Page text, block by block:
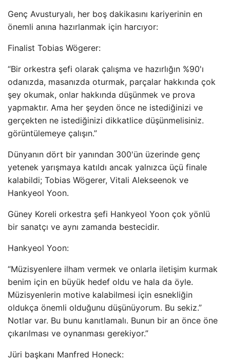
Genç Avusturyalı, her boş dakikasını kariyerinin en
önemli anına hazırlanmak için harcıyor:
Finalist Tobias Wögerer:
“Bir orkestra şefi olarak çalışma ve hazırlığın %90'ı
odanızda, masanızda oturmak, parçalar hakkında çok
şey okumak, onlar hakkında düşünmek ve prova
yapmaktır. Ama her şeyden önce ne istediğinizi ve
gerçekten ne istediğinizi dikkatlice düşünmelisiniz.
görüntülemeye çalışın.”
Dünyanın dört bir yanından 300'ün üzerinde genç
yetenek yarışmaya katıldı ancak yalnızca üçü finale
kalabildi; Tobias Wögerer, Vitali Alekseenok ve
Hankyeol Yoon.
Güney Koreli orkestra şefi Hankyeol Yoon çok yönlü
bir sanatçı ve aynı zamanda bestecidir.
Hankyeol Yoon:
“Müzisyenlere ilham vermek ve onlarla iletişim kurmak
benim için en büyük hedef oldu ve hala da öyle.
Müzisyenlerin motive kalabilmesi için esnekliğin
oldukça önemli olduğunu düşünüyorum. Bu sekiz.”
Notlar var. Bu bunu kanıtlamalı. Bunun bir an önce öne
çıkarılması ve oynanması gerekiyor.”
Jüri başkanı Manfred Honeck: